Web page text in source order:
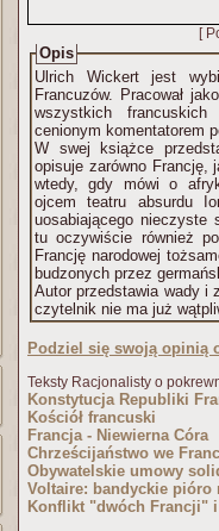
[
Opis
Ulrich Wickert jest
Francuzów. Pracował
wszystkich
cenionym komentatorem
W swej książce
opisuje zarówno Francję,
wtedy, gdy mówi o
ojcem teatru absurdu
uosabiającego nieczyste
tu oczywiście również
Francję narodowej
budzonych przez
Autor przedstawia wady i
czytelnik nie ma już
Podziel się swoją opinią
Teksty Racjonalisty o
Konstytucja Republiki
Kościół francuski
Francja - Niewierna Córa
Chrześcijaństwo we
Obywatelskie umowy
Voltaire: bandyckie pióro
Konflikt "dwóch Francji"